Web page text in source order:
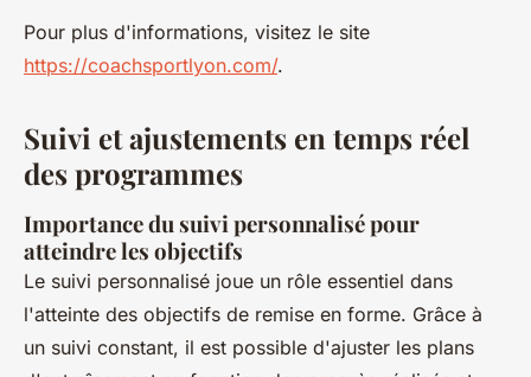
Pour plus d'informations, visitez le site
https://coachsportlyon.com/.
Suivi et ajustements en temps réel
des programmes
Importance du suivi personnalisé pour
atteindre les objectifs
Le suivi personnalisé joue un rôle essentiel dans
l'atteinte des objectifs de remise en forme. Grâce à
un suivi constant, il est possible d'ajuster les plans